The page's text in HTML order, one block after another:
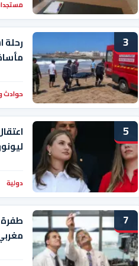
3
رحلة
حوادث
5
دولية
7